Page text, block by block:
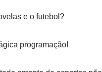
e o futebol?
programação!